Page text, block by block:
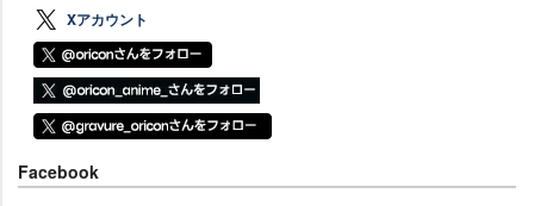
Xアカウント
Facebook